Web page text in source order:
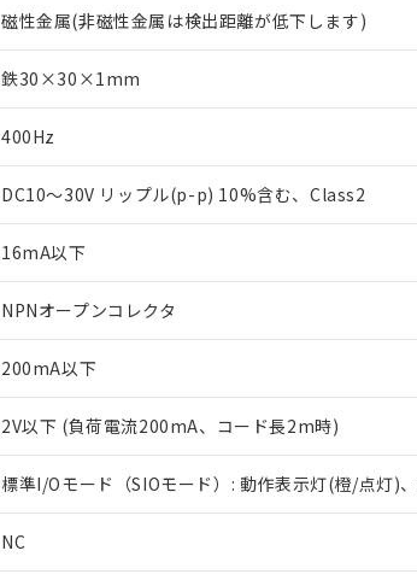
磁性金属(非磁性金属は検出距離が低下します)
鉄30×30×1mm
400Hz
DC10～30V リップル(p-p) 10%含む、Class2
16mA以下
NPNオープンコレクタ
200mA以下
2V以下 (負荷電流200mA、コード長2m時)
標準I/Oモード（SIOモード）: 動作表示灯(橙/点灯)
NC ご利用条件
対応済み：EU RoHS指令（10物質）
対応予定：EU RoHS指令（10物質）の
対応予定なし：EU RoHS指令（10物質
調査・確認中：EU RoHS指令（10物質